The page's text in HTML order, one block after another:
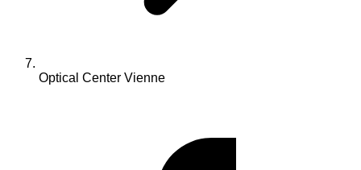
Optical Center Vienne